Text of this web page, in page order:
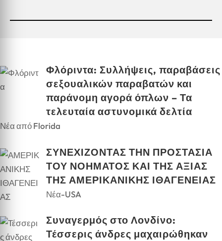
Φλόριντα: Συλλήψεις, παραβάσεις
σεξουαλικών παραβατών και
παράνομη αγορά όπλων – Τα
τελευταία αστυνομικά δελτία
Νέα από Florida
ΣΥΝΕΧΙΖΟΝΤΑΣ ΤΗΝ ΠΡΟΣΤΑΣΙΑ
ΤΟΥ ΝΟΗΜΑΤΟΣ ΚΑΙ ΤΗΣ ΑΞΙΑΣ
ΤΗΣ ΑΜΕΡΙΚΑΝΙΚΗΣ ΙΘΑΓΕΝΕΙΑΣ
Νέα-USA
Συναγερμός στο Λονδίνο:
Τέσσερις άνδρες μαχαιρώθηκαν